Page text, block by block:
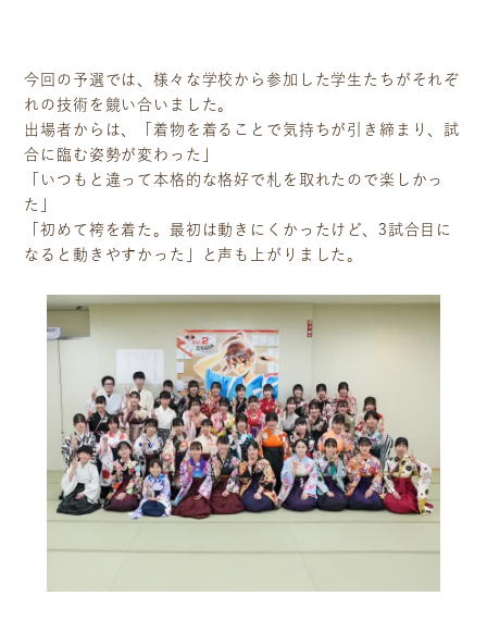
よくある質問
積立カード
プライバシーポリシー
古物営業法に基づく表示
今回の予選では、様々な学校から参加した学生たちがそれぞ
れの技術を競い合いました。
出場者からは、「着物を着ることで気持ちが引き締まり、試
合に臨む姿勢が変わった」
「いつもと違って本格的な格好で札を取れたので楽しかっ
た」
「初めて袴を着た。最初は動きにくかったけど、3試合目に
なると動きやすかった」と声も上がりました。